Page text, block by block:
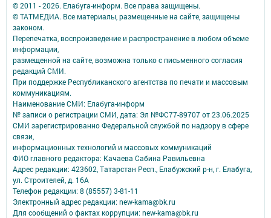
© 2011 - 2026. Елабуга-информ. Все права защищены.
© ТАТМЕДИА. Все материалы, размещенные на сайте, защищены
законом.
Перепечатка, воспроизведение и распространение в любом объеме
информации,
размещенной на сайте, возможна только с письменного согласия
редакций СМИ.
При поддержке Республиканского агентства по печати и массовым
коммуникациям.
Наименование СМИ: Елабуга-информ
№ записи о регистрации СМИ, дата: Эл №ФС77-89707 от 23.06.2025
СМИ зарегистрированно Федеральной службой по надзору в сфере
связи,
информационных технологий и массовых коммуникаций
ФИО главного редактора: Качаева Сабина Равильевна
Адрес редакции: 423602, Татарстан Респ., Елабужский р-н, г. Елабуга,
ул. Строителей, д. 16А
Телефон редакции: 8 (85557) 3-81-11
Электронный адрес редакции: new-kama@bk.ru
Для сообщений о фактах коррупции: new-kama@bk.ru